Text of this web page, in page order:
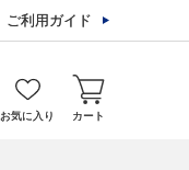
ご利用ガイド
お気に入り カート